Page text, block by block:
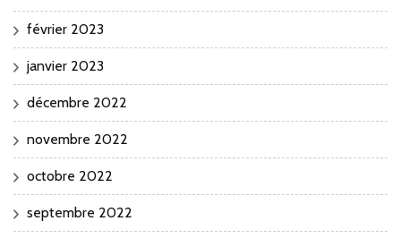
février 2023
janvier 2023
décembre 2022
novembre 2022
octobre 2022
septembre 2022